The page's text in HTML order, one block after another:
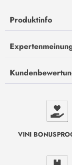
Produktinfo
VINI